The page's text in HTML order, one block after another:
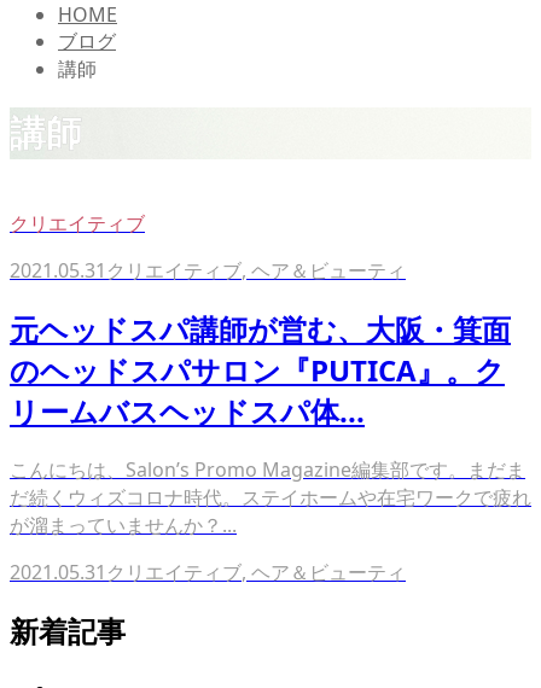
HOME
ブログ
講師
講師
クリエイティブ
2021.05.31 クリエイティブ, ヘア＆ビューティ
元ヘッドスパ講師が営む、大阪・箕面
のヘッドスパサロン『PUTICA』。ク
リームバスヘッドスパ体...
こんにちは、Salon’s Promo Magazine編集部です。まだま
だ続くウィズコロナ時代。ステイホームや在宅ワークで疲れ
が溜まっていませんか？...
2021.05.31 クリエイティブ, ヘア＆ビューティ
新着記事